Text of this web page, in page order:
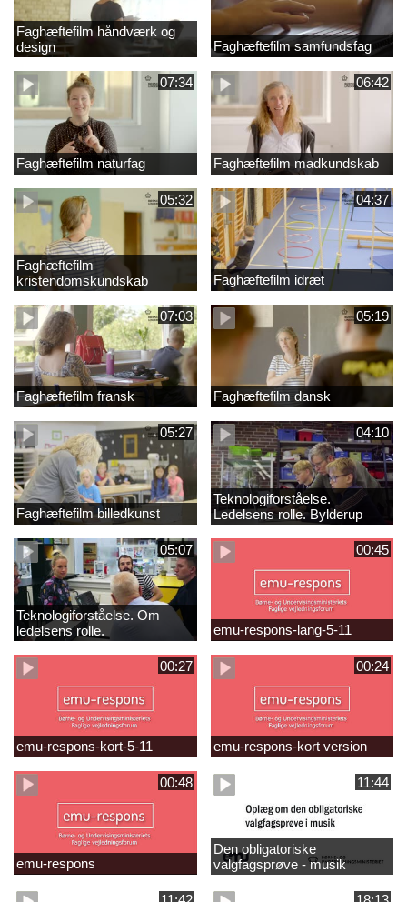
Faghæftefilm håndværk og
design
Faghæftefilm samfundsfag
07:34
Faghæftefilm naturfag
06:42
Faghæftefilm madkundskab
05:32
Faghæftefilm
kristendomskundskab
04:37
Faghæftefilm idræt
07:03
Faghæftefilm fransk
05:19
Faghæftefilm dansk
05:27
Faghæftefilm billedkunst
04:10
Teknologiforståelse.
Ledelsens rolle. Bylderup
Skole
05:07
Teknologiforståelse. Om
ledelsens rolle.
Sofiendalskolen
00:45
emu-respons-lang-5-11
00:27
emu-respons-kort-5-11
00:24
emu-respons-kort version
00:48
emu-respons
11:44
Den obligatoriske
valgfagsprøve - musik